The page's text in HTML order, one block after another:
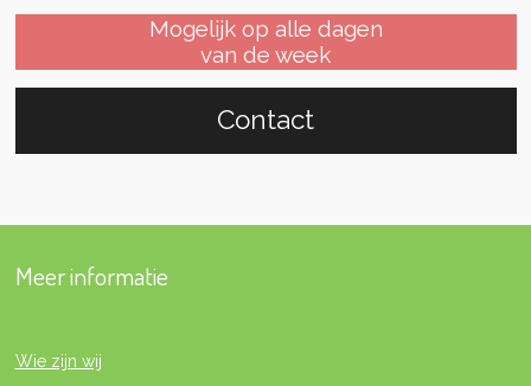
Mogelijk op alle dagen
van de week
Contact
Meer informatie
Wie zijn wij